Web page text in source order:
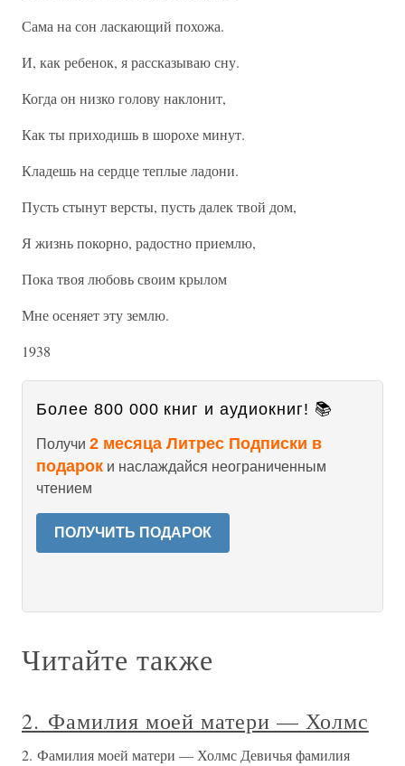
Сама на сон ласкающий похожа.
И, как ребенок, я рассказываю сну.
Когда он низко голову наклонит,
Как ты приходишь в шорохе минут.
Кладешь на сердце теплые ладони.
Пусть стынут версты, пусть далек твой дом,
Я жизнь покорно, радостно приемлю,
Пока твоя любовь своим крылом
Мне осеняет эту землю.
1938
Более 800 000 книг и аудиокниг! 📚
Получи 2 месяца Литрес Подписки в
подарок и наслаждайся неограниченным
чтением
ПОЛУЧИТЬ ПОДАРОК
Читайте также
2. Фамилия моей матери — Холмс
2. Фамилия моей матери — Холмс Девичья фамилия